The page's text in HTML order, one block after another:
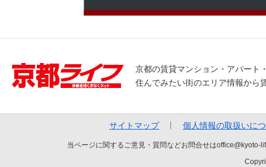
京都の賃貸マンション・アパート
住んでみたい街のエリア情報から
サイトマップ 個人情報の取扱いに
当ページに関するご意見・質問などお問合せは